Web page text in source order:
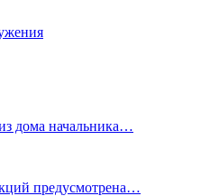
дома начальника…
предусмотрена…